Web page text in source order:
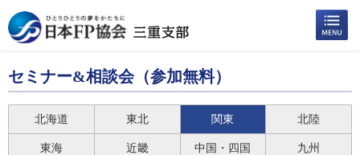
セミナー&相談会（参加無料）
北海道 東北 関東 北陸
東海 近畿 中国・四国 九州